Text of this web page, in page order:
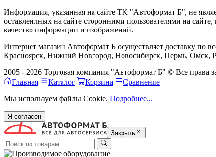
Информация, указанная на сайте TK "Автоформат Б", не
оставленлных на сайте сторонними пользователями на
качество информации и изображений.
Интернет магазин Автоформат Б осуществляет доставку по
Красноярск, Нижний Новгород, Новосибирск, Пермь, Омск,
2005 - 2026 Торговая компания "Автоформат Б" © Все права
Главная
Каталог Корзина
Сравнение
Мы используем файлы Cookie. Подробнее...
Я согласен
Закрыть